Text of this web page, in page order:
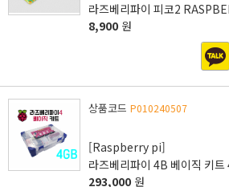
라즈베리파이 피코2
8,900 원
상품코드 P010240507
[Raspberry pi]
라즈베리파이 4B 베이직 키트
293,000 원